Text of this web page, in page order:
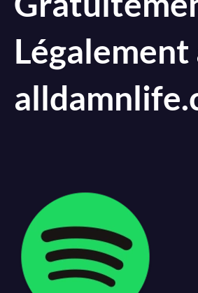
Légalement